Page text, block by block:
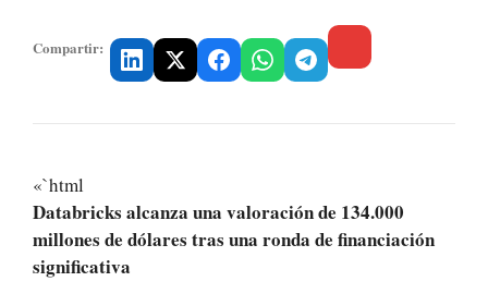
Compartir:
«`html
Databricks alcanza una valoración de 134.000
millones de dólares tras una ronda de financiación
significativa